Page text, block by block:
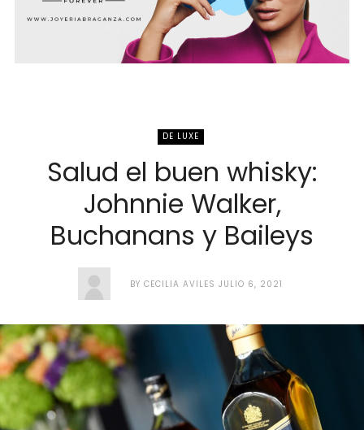
DE LUXE
Salud el buen whisky:
Johnnie Walker,
Buchanans y Baileys
BY CECILIA AVILES JULIO 6, 2021